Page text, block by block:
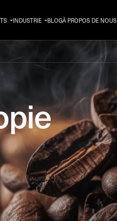
INDUSTRIE BLOGÀ PROPOS DE NOUS